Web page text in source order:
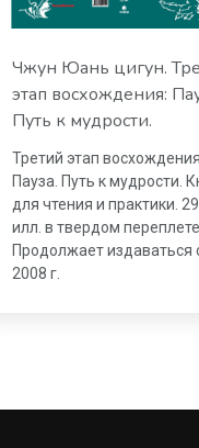
Чжун Юань цигун.
этап восхождения:
Путь к мудрости.
Третий этап
Пауза. Путь к мудрости.
для чтения и практики.
илл. в твердом
Продолжает издаваться
2008 г.